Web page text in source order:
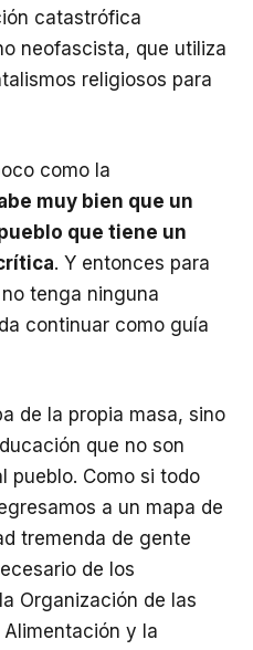
catastrófica
neofascista, que utiliza
religiosos para
como la
muy bien que un
que tiene un
. Y entonces para
tenga ninguna
continuar como guía
de la propia masa, sino
que no son
pueblo. Como si todo
a un mapa de
tremenda de gente
de los
Organización de las
y la